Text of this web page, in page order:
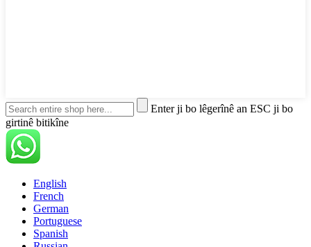
Enter ji bo lêgerînê an ESC ji bo
girtinê bitikîne
English
French
German
Portuguese
Spanish